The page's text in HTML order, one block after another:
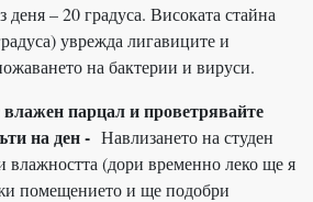
деня – 20 градуса. Високата стайна
уврежда лигавиците и
на бактерии и вируси.
влажен парцал и проветрявайте
на ден - Навлизането на студен
влажността (дори временно леко ще я
помещението и ще подобри